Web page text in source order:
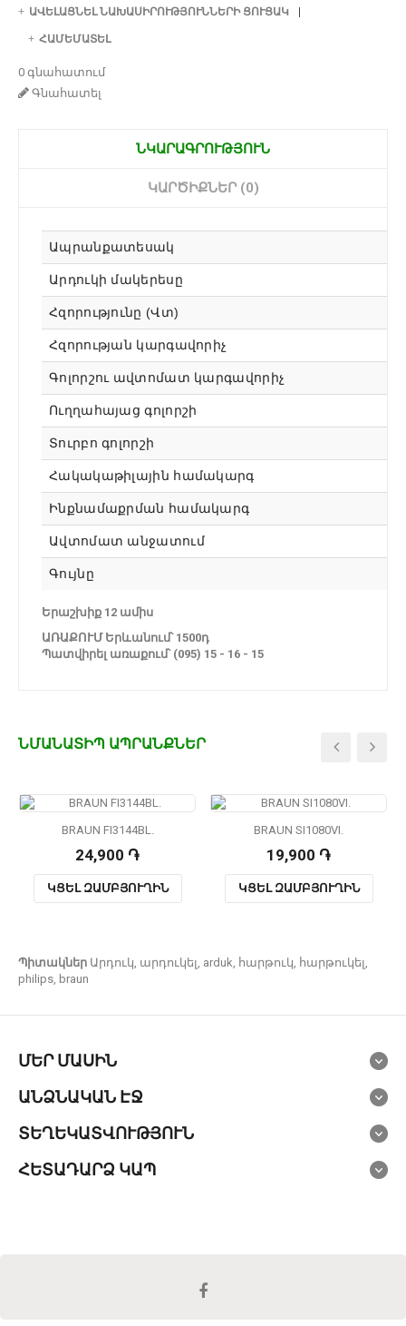
ԱՎԵԼԱՑՆԵԼ ՆԱԽԱՍԻՐՈՒԹՅՈՒՆՆԵՐԻ ՑՈՒՑԱԿ
ՀԱՄԵՄԱՏԵԼ
0 գնահատում
Գնահատել
ՆԿԱՐԱԳՐՈՒԹՅՈՒՆ
ԿԱՐԾԻՔՆԵՐ (0)
Ապրանքատեսակ
Արդուկի մակերեսը
Հզորությունը (Վտ)
Հզորության կարգավորիչ
Գոլորշու ավտոմատ կարգավորիչ
Ուղղահայաց գոլորշի
Տուրբո գոլորշի
Հակակաթիլային համակարգ
Ինքնամաքրման համակարգ
Ավտոմատ անջատում
Գույնը
Երաշխիք 12 ամիս
ԱՌԱՔՈՒՄ Երևանում՝ 1500դ
Պատվիրել առաքում՝ (095) 15 - 16 - 15
ՆՄԱՆԱՏԻՊ ԱՊՐԱՆՔՆԵՐ
BRAUN FI3144BL.
24,900 ֏
ԿՑԵԼ ԶԱՄԲՅՈՒՂԻՆ
BRAUN SI1080VI.
19,900 ֏
ԿՑԵԼ ԶԱՄԲՅՈՒՂԻՆ
Պիտակներ Արդուկ, արդուկել, arduk, հարթուկ, հարթուկել,
philips, braun
ՄԵՐ ՄԱՍԻՆ
ԱՆՁՆԱԿԱՆ ԷՋ
ՏԵՂԵԿԱՏՎՈՒԹՅՈՒՆ
ՀԵՏԱԴԱՐՁ ԿԱՊ